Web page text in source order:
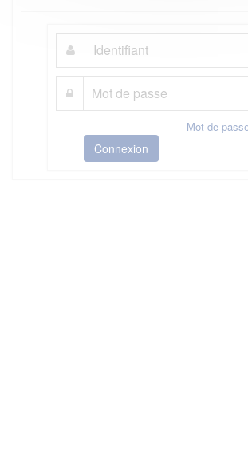
Mot de
Connexion